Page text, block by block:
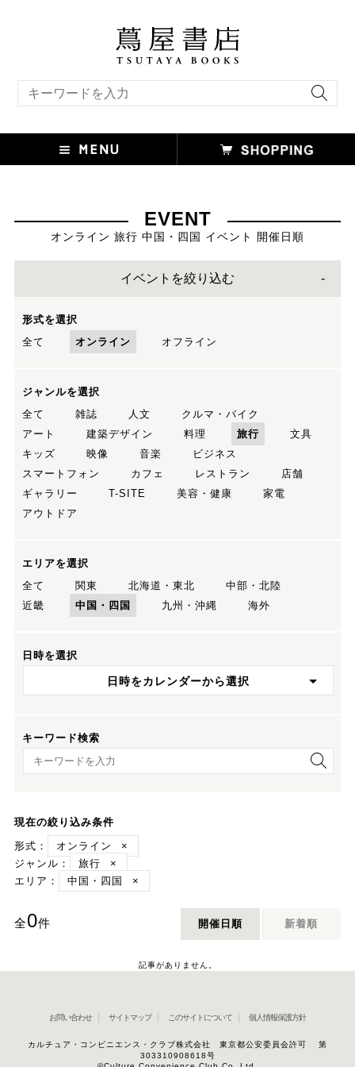
EVENT
オンライン 旅行 中国・四国 イベント 開催日順
イベントを絞り込む
形式を選択
全て
オンライン オフライン
ジャンルを選択
全て
雑誌 人文
クルマ・バイク
アート
建築デザイン 料理 旅行
文具
キッズ
映像 音楽
ビジネス
スマートフォン
カフェ レストラン
店舗
ギャラリー
T-SITE 美容・健康
家電
アウトドア
エリアを選択
全て
関東 北海道・東北
中部・北陸
近畿
中国・四国 九州・沖縄 海外
日時を選択
日時をカレンダーから選択
キーワード検索
キーワード検索
現在の絞り込み条件
形式：
オンライン
×
ジャンル：
旅行
×
エリア：
中国・四国 ×
全0件 開催日順 新着順
記事がありません。
お問い合わせ サイトマップ このサイトについて 個人情報保護方針
カルチュア・コンビニエンス・クラブ株式会社 東京都公安委員会許可 第
303310908618号